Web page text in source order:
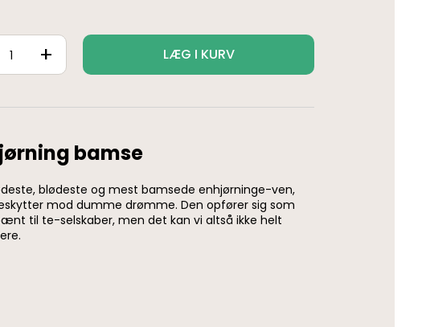
+ LÆG I KURV
bamse
blødeste og mest bamsede enhjørninge-ven,
mod dumme drømme. Den opfører sig som
til te-selskaber, men det kan vi altså ikke helt